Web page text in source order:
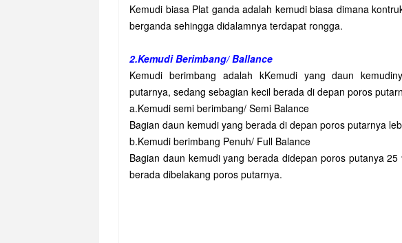
Kemudi biasa Plat ganda adalah kemudi biasa dimana
berganda sehingga didalamnya terdapat rongga.
2.Kemudi Berimbang/ Ballance
Kemudi berimbang adalah kKemudi yang daun
putarnya, sedang sebagian kecil berada di depan poros
a.Kemudi semi berimbang/ Semi Balance
Bagian daun kemudi yang berada di depan poros putarnya
b.Kemudi berimbang Penuh/ Full Balance
Bagian daun kemudi yang berada didepan poros putanya
berada dibelakang poros putarnya.